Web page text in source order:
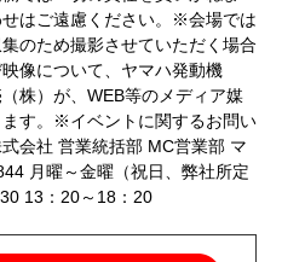
はご遠慮ください。※会場では
のため撮影させていただく場合
像について、ヤマハ発動機
株）が、WEB等のメディア媒
す。※イベントに関するお問い
会社 営業統括部 MC営業部 マ
月曜～金曜（祝日、弊社所定
13：20～18：20